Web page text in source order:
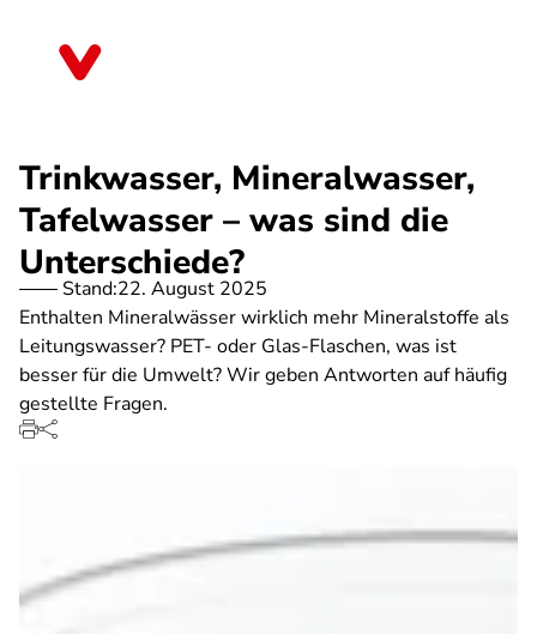
Trinkwasser, Mineralwasser,
Tafelwasser – was sind die
Unterschiede?
Stand:22. August 2025
Enthalten Mineralwässer wirklich mehr Mineralstoffe als
Leitungswasser? PET- oder Glas-Flaschen, was ist
besser für die Umwelt? Wir geben Antworten auf häufig
gestellte Fragen.